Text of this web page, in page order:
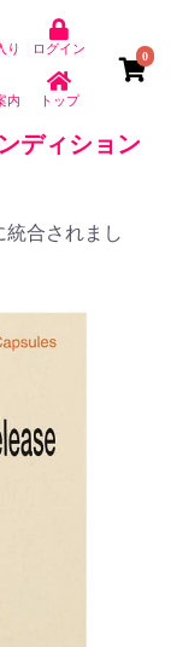
り ログイン
内 トップ
0
ディション
合されまし